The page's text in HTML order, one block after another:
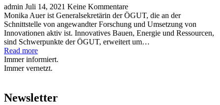
admin Juli 14, 2021 Keine Kommentare
Monika Auer ist Generalsekretärin der ÖGUT, die an der
Schnittstelle von angewandter Forschung und Umsetzung von
Innovationen aktiv ist. Innovatives Bauen, Energie und Ressourcen,
sind Schwerpunkte der ÖGUT, erweitert um…
Read more
Immer informiert.
Immer vernetzt.
Newsletter